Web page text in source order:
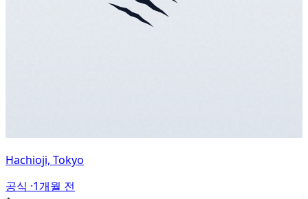
Hachioji, Tokyo
공식 ·1개월 전